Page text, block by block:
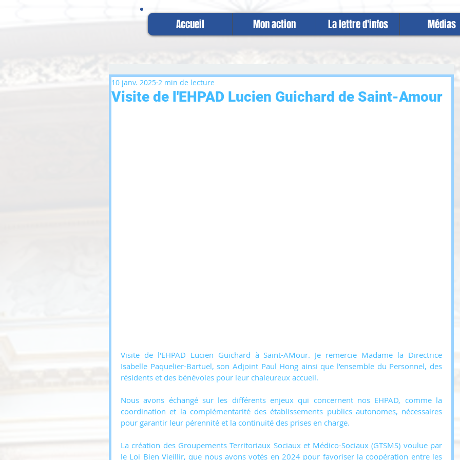
Accueil Mon action La lettre d'infos Médias
Visite de l'EHPAD Lucien Guichard de Saint-Amour
10 janv. 2025 2 min de lecture
Visite de l'EHPAD Lucien Guichard à Saint-AMour. Je remercie Madame la Directrice
Isabelle Paquelier-Bartuel, son Adjoint Paul Hong ainsi que l'ensemble du Personnel, des
résidents et des bénévoles pour leur chaleureux accueil.
Nous avons échangé sur les différents enjeux qui concernent nos EHPAD, comme la
coordination et la complémentarité des établissements publics autonomes, nécessaires
pour garantir leur pérennité et la continuité des prises en charge.
La création des Groupements Territoriaux Sociaux et Médico-Sociaux (GTSMS) voulue par
le Loi Bien Vieillir, que nous avons votés en 2024 pour favoriser la coopération entre les